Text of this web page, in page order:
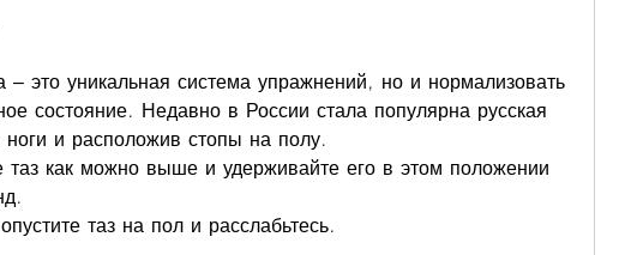
– это уникальная система упражнений, но и нормализовать
состояние. Недавно в России стала популярна русская
ноги и расположив стопы на полу.
таз как можно выше и удерживайте его в этом положении
таз на пол и расслабьтесь.